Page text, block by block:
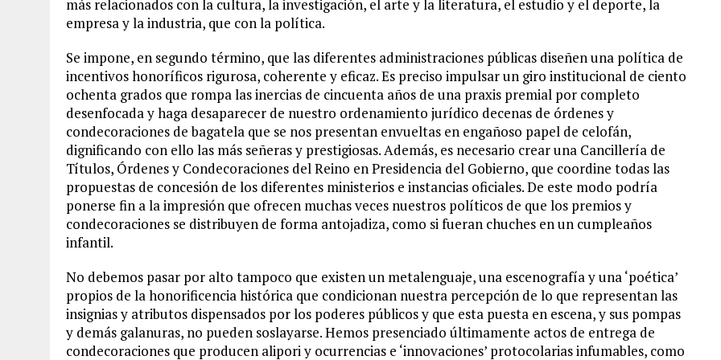
más relacionados con la cultura, la investigación, el arte y la literatura, el estudio y el deporte, la
empresa y la industria, que con la política.
Se impone, en segundo término, que las diferentes administraciones públicas diseñen una política de
incentivos honoríficos rigurosa, coherente y eficaz. Es preciso impulsar un giro institucional de ciento
ochenta grados que rompa las inercias de cincuenta años de una praxis premial por completo
desenfocada y haga desaparecer de nuestro ordenamiento jurídico decenas de órdenes y
condecoraciones de bagatela que se nos presentan envueltas en engañoso papel de celofán,
dignificando con ello las más señeras y prestigiosas. Además, es necesario crear una Cancillería de
Títulos, Órdenes y Condecoraciones del Reino en Presidencia del Gobierno, que coordine todas las
propuestas de concesión de los diferentes ministerios e instancias oficiales. De este modo podría
ponerse fin a la impresión que ofrecen muchas veces nuestros políticos de que los premios y
condecoraciones se distribuyen de forma antojadiza, como si fueran chuches en un cumpleaños
infantil.
No debemos pasar por alto tampoco que existen un metalenguaje, una escenografía y una ‘poética’
propios de la honorificencia histórica que condicionan nuestra percepción de lo que representan las
insignias y atributos dispensados por los poderes públicos y que esta puesta en escena, y sus pompas
y demás galanuras, no pueden soslayarse. Hemos presenciado últimamente actos de entrega de
condecoraciones que producen alipori y ocurrencias e ‘innovaciones’ protocolarias infumables, como